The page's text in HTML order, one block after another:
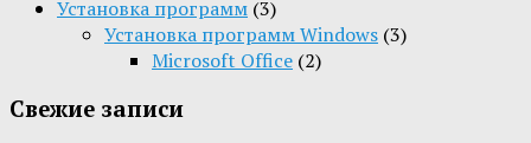
Установка программ (3)
Установка программ Windows (3)
Microsoft Office (2)
Свежие записи